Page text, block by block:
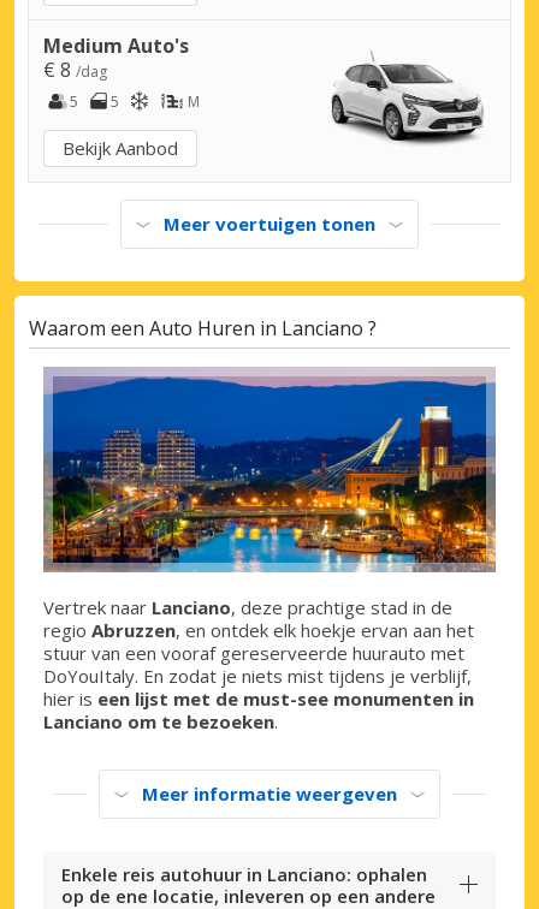
Medium Auto's
€ 8 /dag
5
5 M
Bekijk Aanbod
Meer voertuigen tonen
Waarom een Auto Huren in Lanciano ?
Vertrek naar Lanciano, deze prachtige stad in de
regio Abruzzen, en ontdek elk hoekje ervan aan het
stuur van een vooraf gereserveerde huurauto met
DoYouItaly. En zodat je niets mist tijdens je verblijf,
hier is een lijst met de must-see monumenten in
Lanciano om te bezoeken.
Meer informatie weergeven
Enkele reis autohuur in Lanciano: ophalen
op de ene locatie, inleveren op een andere